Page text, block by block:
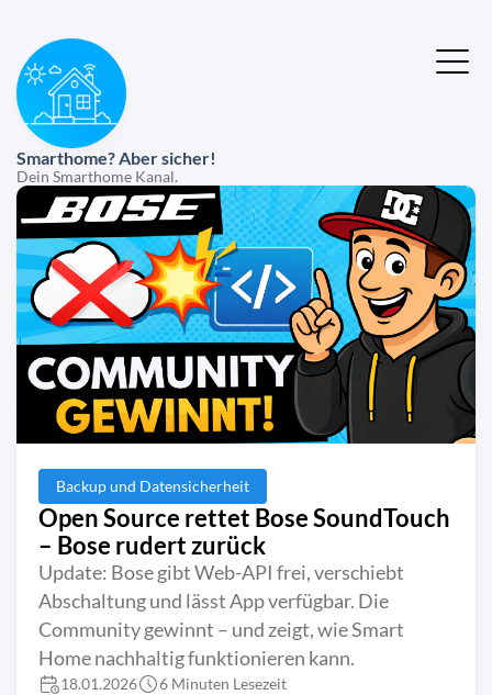
Smarthome? Aber sicher!
Dein Smarthome Kanal.
Backup und Datensicherheit
Open Source rettet Bose SoundTouch
– Bose rudert zurück
Update: Bose gibt Web-API frei, verschiebt
Abschaltung und lässt App verfügbar. Die
Community gewinnt – und zeigt, wie Smart
Home nachhaltig funktionieren kann.
18.01.2026
6 Minuten Lesezeit